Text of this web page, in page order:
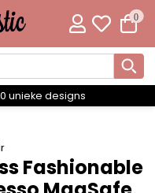
0
designs
Fashionable